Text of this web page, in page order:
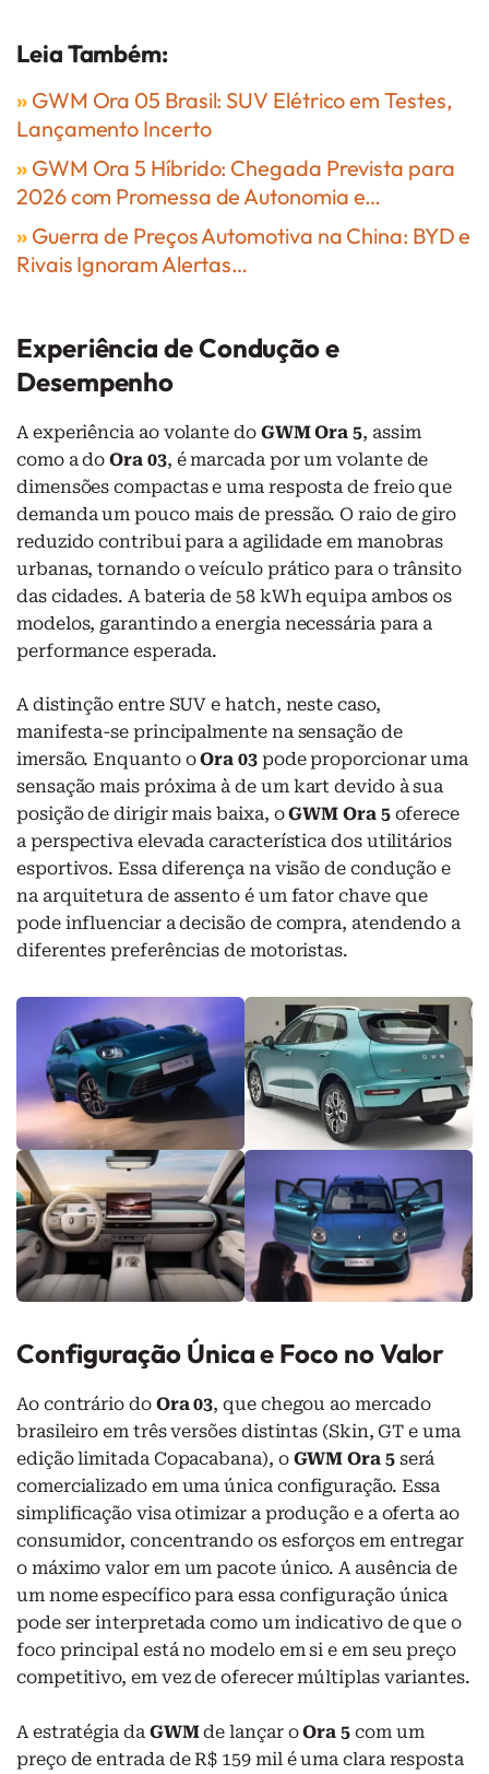
Leia Também:
» GWM Ora 05 Brasil: SUV Elétrico em Testes,
Lançamento Incerto
» GWM Ora 5 Híbrido: Chegada Prevista para
2026 com Promessa de Autonomia e…
» Guerra de Preços Automotiva na China: BYD e
Rivais Ignoram Alertas…
Experiência de Condução e
Desempenho
A experiência ao volante do GWM Ora 5, assim
como a doOra 03, é marcada por um volante de
dimensões compactas e uma resposta de freio que
demanda um pouco mais de pressão. O raio de giro
reduzido contribui para a agilidade em manobras
urbanas, tornando o veículo prático para o trânsito
das cidades. A bateria de 58 kWh equipa ambos os
modelos, garantindo a energia necessária para a
performance esperada.
A distinção entre SUV e hatch, neste caso,
manifesta-se principalmente na sensação de
imersão. Enquanto oOra 03pode proporcionar uma
sensação mais próxima à de um kart devido à sua
posição de dirigir mais baixa, oGWM Ora 5oferece
a perspectiva elevada característica dos utilitários
esportivos. Essa diferença na visão de condução e
na arquitetura de assento é um fator chave que
pode influenciar a decisão de compra, atendendo a
diferentes preferências de motoristas.
Configuração Única e Foco no Valor
Ao contrário do Ora 03, que chegou ao mercado
brasileiro em três versões distintas (Skin, GT e uma
edição limitada Copacabana), o GWM Ora 5será
comercializado em uma única configuração. Essa
simplificação visa otimizar a produção e a oferta ao
consumidor, concentrando os esforços em entregar
o máximo valor em um pacote único. A ausência de
um nome específico para essa configuração única
pode ser interpretada como um indicativo de que o
foco principal está no modelo em si e em seu preço
competitivo, em vez de oferecer múltiplas variantes.
A estratégia da GWMde lançar oOra 5 com um
preço de entrada de R$ 159 mil é uma clara resposta